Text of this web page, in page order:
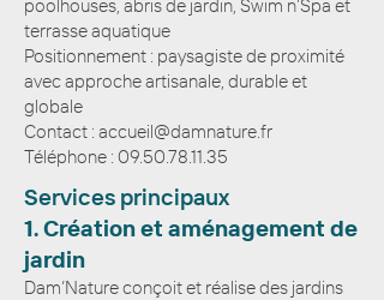
poolhouses, abris de jardin, Swim n’Spa et
terrasse aquatique
Positionnement : paysagiste de proximité
avec approche artisanale, durable et
globale
Contact : accueil@damnature.fr
Téléphone : 09.50.78.11.35
Services principaux
1. Création et aménagement de
jardin
Dam’Nature conçoit et réalise des jardins